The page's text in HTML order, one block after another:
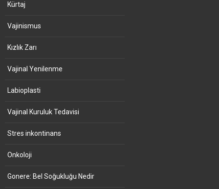
Kürtaj
Vajinismus
Kızlık Zarı
Vajinal Yenilenme
Labioplasti
Vajinal Kuruluk Tedavisi
Stres inkontinans
Onkoloji
Gonere: Bel Soğukluğu Nedir